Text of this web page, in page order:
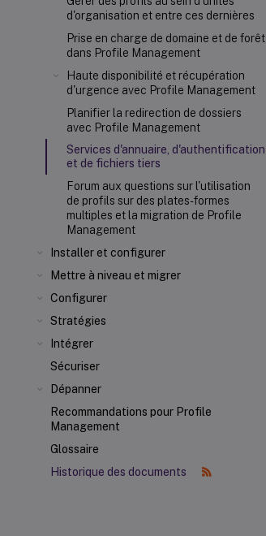
d'organisation et entre ces dernières
Prise en charge de domaine et de forêt
dans Profile Management
Haute disponibilité et récupération
d'urgence avec Profile Management
Planifier la redirection de dossiers
avec Profile Management
Services d'annuaire, d'authentification
et de fichiers tiers
Forum aux questions sur l'utilisation
de profils sur des plates-formes
multiples et la migration de Profile
Management
Installer et configurer
Mettre à niveau et migrer
Configurer
Stratégies
Intégrer
Sécuriser
Dépanner
Recommandations pour Profile
Management
Glossaire
Historique des documents